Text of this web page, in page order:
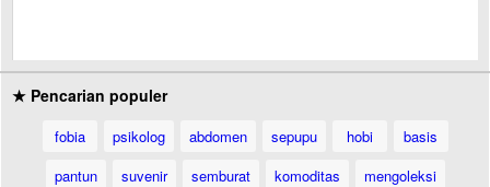
★ Pencarian populer
fobia psikolog abdomen sepupu hobi
basis
pantun
suvenir semburat komoditas
mengoleksi